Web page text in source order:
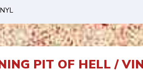
PIT OF HELL /